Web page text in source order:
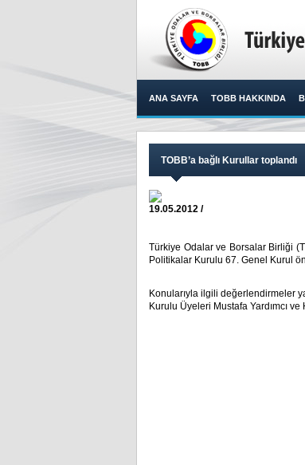
ANA SAYFA TOBB HAKKINDA
TOBB’a bağlı Kurullar toplandı
19.05.2012 /
Türkiye Odalar ve Borsalar Birliği
Politikalar Kurulu 67. Genel Kurul
Konularıyla ilgili değerlendirmeler
Kurulu Üyeleri Mustafa Yardımcı ve